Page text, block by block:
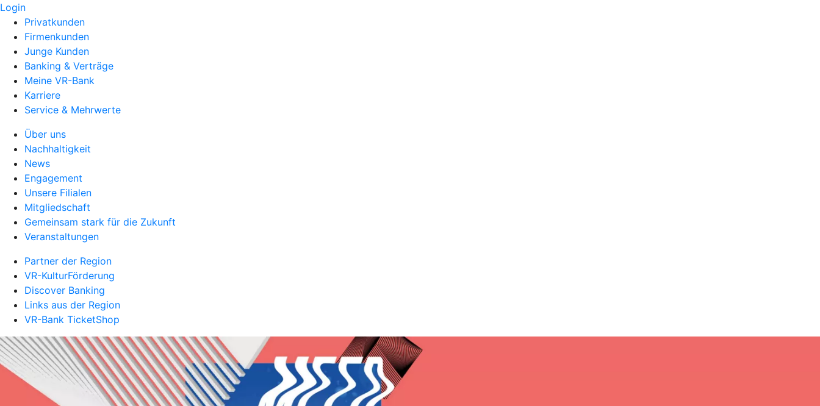
Login
Privatkunden
Firmenkunden
Junge Kunden
Banking & Verträge
Meine VR-Bank
Karriere
Service & Mehrwerte
Über uns
Nachhaltigkeit
News
Engagement
Unsere Filialen
Mitgliedschaft
Gemeinsam stark für die Zukunft
Veranstaltungen
Partner der Region
VR-KulturFörderung
Discover Banking
Links aus der Region
VR-Bank TicketShop